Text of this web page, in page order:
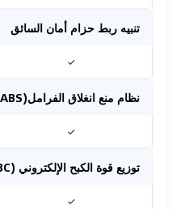
تنبيه ربط حزام أمان السائق
✓
نظام منع انغلاق الفرامل(ABS)
✓
توزيع قوة الكبح الإلكتروني (EBD/CBC)
✓